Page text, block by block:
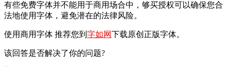
有些免费字体并不能用于商用场合中，够买授权可以确保您合
法地使用字体，避免潜在的法律风险。
使用商用字体 推荐您到 字如网下载原创正版字体。
该回答是否解决了你的问题?